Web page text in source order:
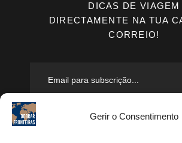
Gerir o Consentimento
DICAS DE VIAGEM
DIRECTAMENTE NA TUA
CORREIO!
Concordo que seja recolhido e